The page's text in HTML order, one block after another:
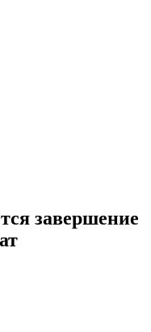
завершение